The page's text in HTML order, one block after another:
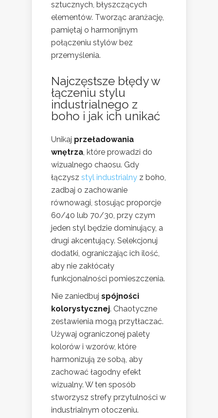
sztucznych, błyszczących
elementów. Tworząc aranżację,
pamiętaj o harmonijnym
połączeniu stylów bez
przemyślenia.
Najczęstsze błędy w
łączeniu stylu
industrialnego z
boho i jak ich unikać
Unikaj przeładowania
wnętrza, które prowadzi do
wizualnego chaosu. Gdy
łączysz styl industrialny z boho,
zadbaj o zachowanie
równowagi, stosując proporcje
60/40 lub 70/30, przy czym
jeden styl będzie dominujący, a
drugi akcentujący. Selekcjonuj
dodatki, ograniczając ich ilość,
aby nie zakłócały
funkcjonalności pomieszczenia.
Nie zaniedbuj spójności
kolorystycznej. Chaotyczne
zestawienia mogą przytłaczać.
Używaj ograniczonej palety
kolorów i wzorów, które
harmonizują ze sobą, aby
zachować łagodny efekt
wizualny. W ten sposób
stworzysz strefy przytulności w
industrialnym otoczeniu.